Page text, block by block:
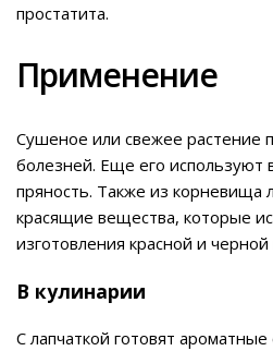
простатита.
Применение
Сушеное или свежее растение
болезней. Еще его используют
пряность. Также из корневища
красящие вещества, которые
изготовления красной и черной
В кулинарии
С лапчаткой готовят